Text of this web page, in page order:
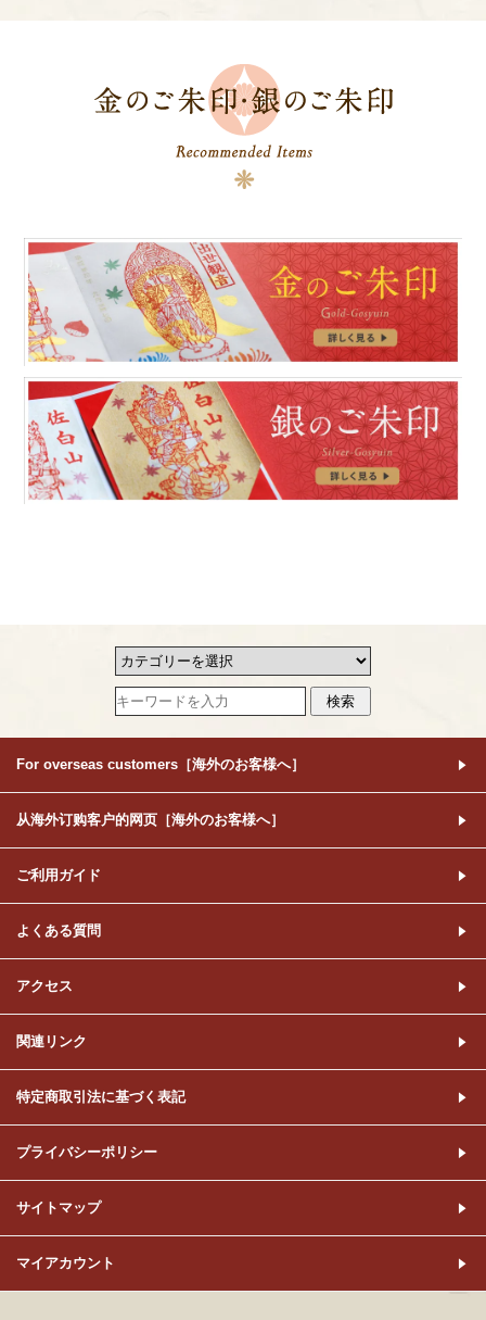
For overseas customers［海外のお客様へ］
从海外订购客户的网页［海外のお客様へ］
ご利用ガイド
よくある質問
アクセス
関連リンク
特定商取引法に基づく表記
プライバシーポリシー
サイトマップ
マイアカウント